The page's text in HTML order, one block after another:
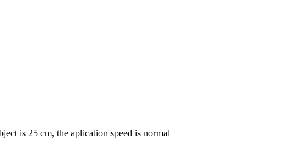
is 25 cm, the aplication speed is normal